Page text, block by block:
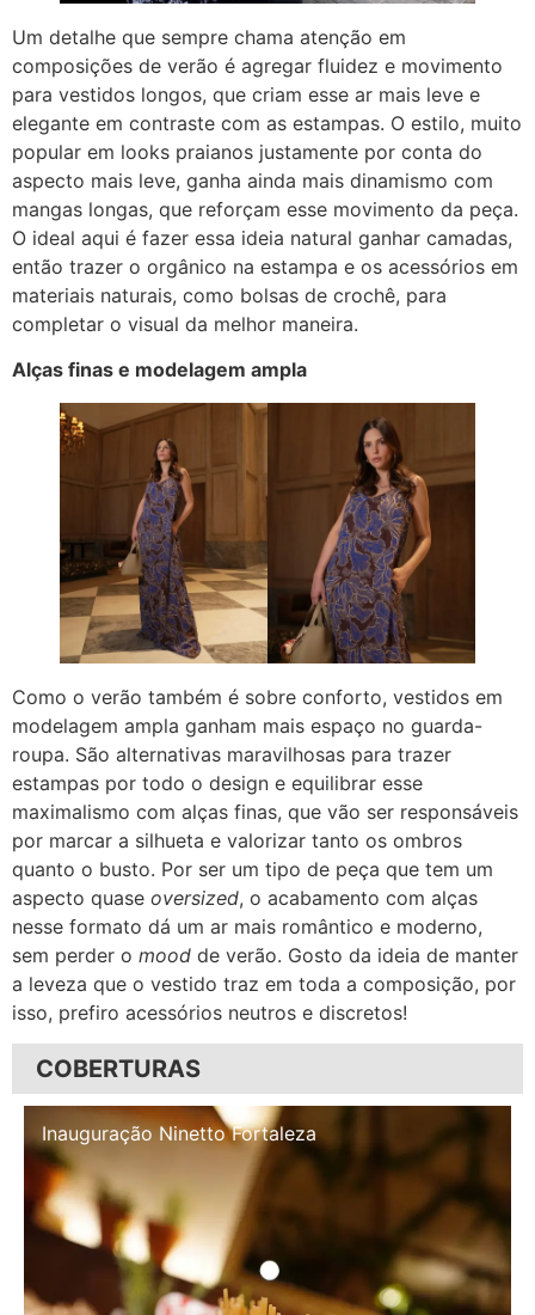
Um detalhe que sempre chama atenção em
composições de verão é agregar fluidez e movimento
para vestidos longos, que criam esse ar mais leve e
elegante em contraste com as estampas. O estilo, muito
popular em looks praianos justamente por conta do
aspecto mais leve, ganha ainda mais dinamismo com
mangas longas, que reforçam esse movimento da peça.
O ideal aqui é fazer essa ideia natural ganhar camadas,
então trazer o orgânico na estampa e os acessórios em
materiais naturais, como bolsas de crochê, para
completar o visual da melhor maneira.
Alças finas e modelagem ampla
Como o verão também é sobre conforto, vestidos em
modelagem ampla ganham mais espaço no guarda-
roupa. São alternativas maravilhosas para trazer
estampas por todo o design e equilibrar esse
maximalismo com alças finas, que vão ser responsáveis
por marcar a silhueta e valorizar tanto os ombros
quanto o busto. Por ser um tipo de peça que tem um
aspecto quase oversized, o acabamento com alças
nesse formato dá um ar mais romântico e moderno,
sem perder o mood de verão. Gosto da ideia de manter
a leveza que o vestido traz em toda a composição, por
isso, prefiro acessórios neutros e discretos!
COBERTURAS
Inauguração Illa Café